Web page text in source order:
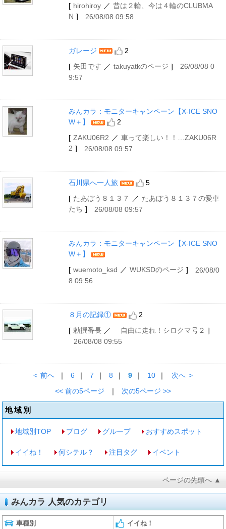
[ hirohiroy ／ 昔は２輪、今は４輪のCLUBMA
N ] 26/08/08 09:58
ガレージ
2
[ 矢田です ／ takuyatkのページ ]
26/08/08 0
9:57
みんカラ：モニターキャンペーン【X-ICE SNO
W＋】
2
[ ZAKU06R2 ／ 車って楽しい！！…ZAKU06R
2 ] 26/08/08 09:57
石川県へ一人旅
5
[ たあぼう８１３７ ／ たあぼう８１３７の愛車
たち ] 26/08/08 09:57
みんカラ：モニターキャンペーン【X-ICE SNO
W＋】
[ wuemoto_ksd ／ WUKSDのページ ]
26/08/0
8 09:56
８月の記録①
2
[ 勅撰番長 ／ 自由に走れ！シロクマ号２ ]
26/08/08 09:55
< 前へ ｜ 6 ｜ 7 ｜ 8 ｜ 9 ｜ 10 ｜ 次へ >
<< 前の5ページ
｜ 次の5ページ >>
地域別
地域別TOP ブログ グループ おすすめスポット
イイね！ 何シテル？ 注目タグ イベント
ページの先頭へ ▲
みんカラ 人気のカテゴリ
車種別 イイね！